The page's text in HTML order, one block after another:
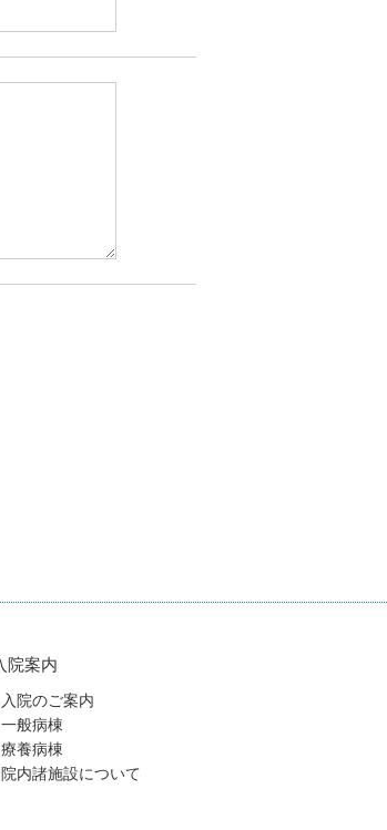
院案内
入院のご案内
一般病棟
療養病棟
院内諸施設について